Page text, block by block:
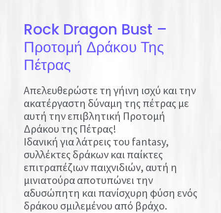
Rock Dragon Bust –
Προτομή Δράκου Της
Πέτρας
Απελευθερώστε τη γήινη ισχύ και την
ακατέργαστη δύναμη της πέτρας με
αυτή την επιβλητική Προτομή
Δράκου της Πέτρας!
Ιδανική για λάτρεις του fantasy,
συλλέκτες δράκων και παίκτες
επιτραπέζιων παιχνιδιών, αυτή η
μινιατούρα αποτυπώνει την
αδυσώπητη και πανίσχυρη φύση ενός
δράκου σμιλεμένου από βράχο.